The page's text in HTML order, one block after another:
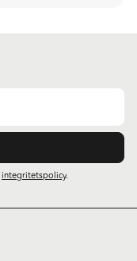
integritetspolicy.